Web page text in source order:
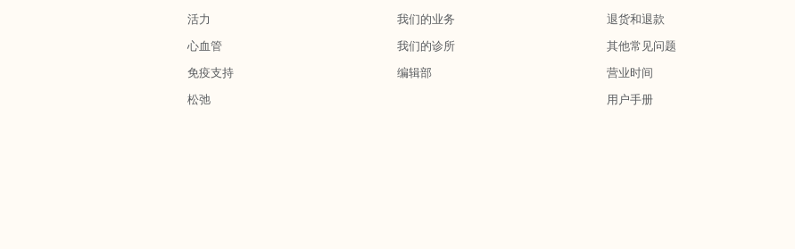
活力
心血管
免疫支持
松弛
我们的业务
我们的诊所
编辑部
退货和退款
其他常见问题
营业时间
用户手册